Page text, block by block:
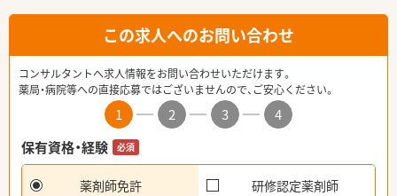
この求人へのお問い合わせ
コンサルタントへ求人情報をお問い合わせいただけます。
薬局・病院等への直接応募ではございませんので、ご安心ください。
1 2 3
4
保有資格・経験
必須
薬剤師免許 研修認定薬剤師